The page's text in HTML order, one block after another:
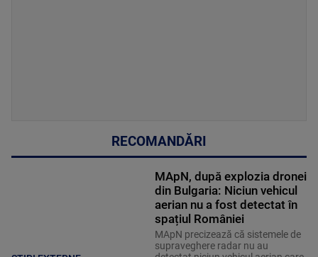
RECOMANDĂRI
MApN, după explozia dronei
din Bulgaria: Niciun vehicul
aerian nu a fost detectat în
spațiul României
MApN precizează că sistemele de
supraveghere radar nu au